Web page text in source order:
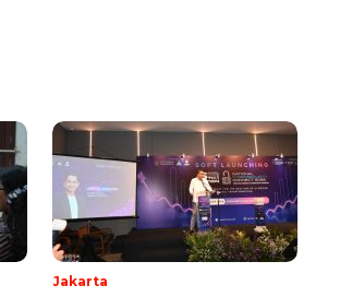
Jakarta